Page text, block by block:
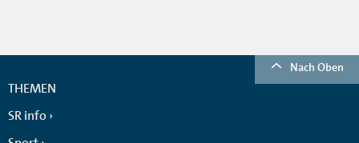
Nach Oben
THEMEN
SR info